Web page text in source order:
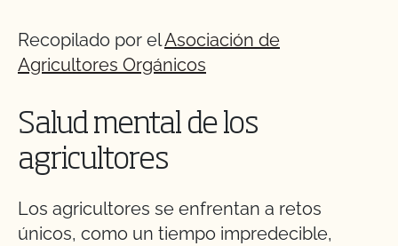
Recopilado por elAsociación de
Agricultores Orgánicos
Salud mental de los
agricultores
Los agricultores se enfrentan a retos
únicos, como un tiempo impredecible,